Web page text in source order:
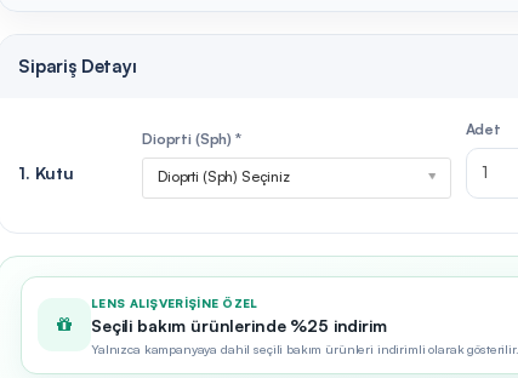
Sipariş Detayı
1. Kutu
Dioprti (Sph) *
Dioprti (Sph) Seçiniz
Adet
LENS ALIŞVERIŞINE ÖZEL
Seçili bakım ürünlerinde %25 indirim
Yalnızca kampanyaya dahil seçili bakım ürünleri indirimli olarak gösterilir.